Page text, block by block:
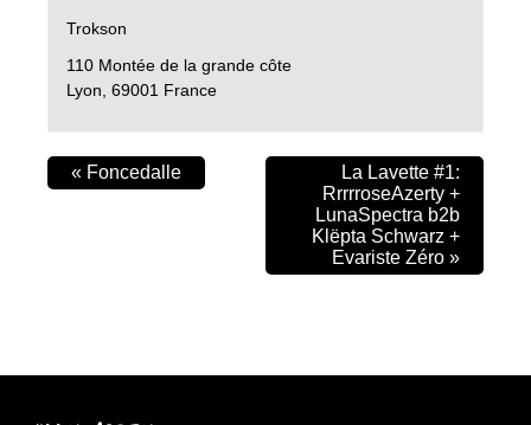
Trokson
110 Montée de la grande côte
Lyon 69001 France
« Foncedalle
La Lavette #1:
RrrrroseAzerty +
LunaSpectra b2b
Klëpta Schwarz +
Evariste Zéro »